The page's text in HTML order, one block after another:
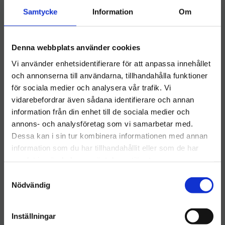
Samtycke Information Om
Denna webbplats använder cookies
Vi använder enhetsidentifierare för att anpassa innehållet
och annonserna till användarna, tillhandahålla funktioner
för sociala medier och analysera vår trafik. Vi
vidarebefordrar även sådana identifierare och annan
information från din enhet till de sociala medier och
annons- och analysföretag som vi samarbetar med.
Dessa kan i sin tur kombinera informationen med annan
information som du har tillhandahållit eller som de har
Nödvändig
Inställningar
Sprintus Artos
Filterpåse 5-pack
Sprintus Artos filterpåsar är
damm och smuts effektivt
och bibehålla sugkraften
211 kr
INFO
Påse High Filtration
HT25.0/GD930
​Påse High Filtration
INFO
Välkommen till hygieneleeds.se
Vill du handla som företag eller privatperson?
FÖRETAG
Priser visas inkl. moms